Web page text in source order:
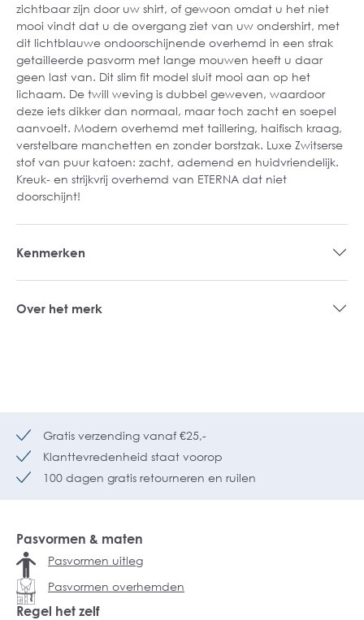
zichtbaar zijn door uw shirt, of gewoon omdat u het niet
mooi vindt dat u de overgang ziet van uw ondershirt, met
dit lichtblauwe ondoorschijnende overhemd in een strak
getailleerde pasvorm met lange mouwen heeft u daar
geen last van. Dit slim fit model sluit mooi aan op het
lichaam. De twill weving is dubbel geweven, waardoor
deze iets dikker dan normaal, maar toch zacht en soepel
aanvoelt. Modern overhemd met taillering, haifisch kraag,
verstelbare manchetten en zonder borstzak. Luxe Zwitserse
stof van puur katoen: zacht, ademend en huidvriendelijk.
Kreuk- en strijkvrij overhemd van ETERNA dat niet
doorschijnt!
Kenmerken
Over het merk
Gratis verzending vanaf €25,-
Klanttevredenheid staat voorop
100 dagen gratis retourneren en ruilen
Pasvormen & maten
Pasvormen uitleg
Pasvormen overhemden
Regel het zelf